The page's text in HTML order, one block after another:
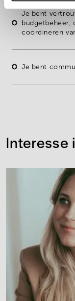
Je bent
budgetbeheer,
coördineren
Je bent
Interesse